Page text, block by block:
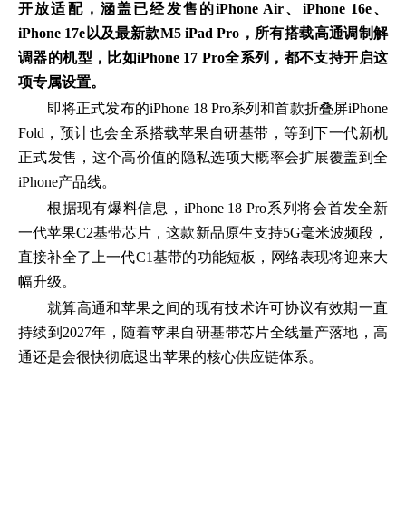
开放适配，涵盖已经发售的iPhone Air、iPhone 16e、
iPhone 17e以及最新款M5 iPad Pro，所有搭载高通调制解
调器的机型，比如iPhone 17 Pro全系列，都不支持开启这
项专属设置。
即将正式发布的iPhone 18 Pro系列和首款折叠屏iPhone
Fold，预计也会全系搭载苹果自研基带，等到下一代新机
正式发售，这个高价值的隐私选项大概率会扩展覆盖到全
iPhone产品线。
根据现有爆料信息，iPhone 18 Pro系列将会首发全新
一代苹果C2基带芯片，这款新品原生支持5G毫米波频段，
直接补全了上一代C1基带的功能短板，网络表现将迎来大
幅升级。
就算高通和苹果之间的现有技术许可协议有效期一直
持续到2027年，随着苹果自研基带芯片全线量产落地，高
通还是会很快彻底退出苹果的核心供应链体系。